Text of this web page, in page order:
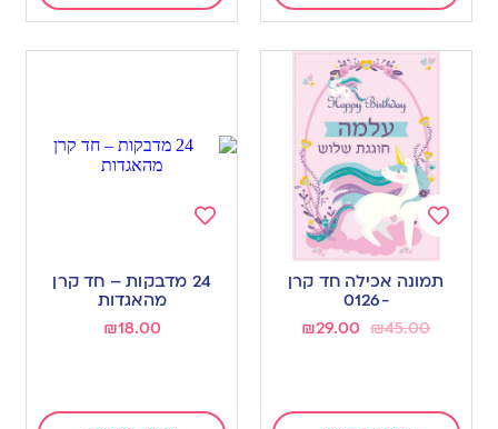
wishlist
תמונה אכילה חד קרן
-0126
₪45.00
₪29.00
wishlist
24 מדבקות – חד קרן
מהאגדות
₪18.00